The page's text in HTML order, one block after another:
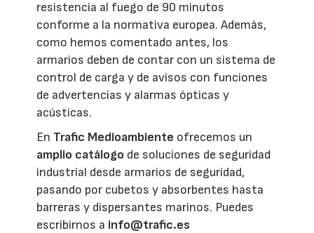
resistencia al fuego de 90 minutos
conforme a la normativa europea. Además,
como hemos comentado antes, los
armarios deben de contar con un sistema de
control de carga y de avisos con funciones
de advertencias y alarmas ópticas y
acústicas.
En Trafic Medioambiente ofrecemos un
amplio catálogo de soluciones de seguridad
industrial desde armarios de seguridad,
pasando por cubetos y absorbentes hasta
barreras y dispersantes marinos. Puedes
escribirnos a info@trafic.es